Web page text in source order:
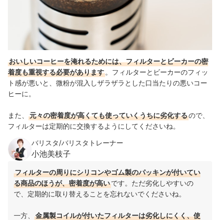
おいしいコーヒーを淹れるためには、フィルターとビーカーの密
着度も重視する必要があります 。フィルターとビーカーのフィッ
ト感が悪いと、微粉が混入しザラザラとした口当たりの悪いコー
ヒーに。
また、 元々の密着度が高くても使っていくうちに劣化するので、
フィルターは定期的に交換するようにしてくださいね。
バリスタ/バリスタトレーナー
小池美枝子
フィルターの周りにシリコンやゴム製のパッキンが付いてい
る商品のほうが、密着度が高いです。ただ劣化しやすいの
で、定期的に取り替えることを忘れないでくださいね。
一方、
金属製コイルが付いたフィルターは劣化しにくく、使